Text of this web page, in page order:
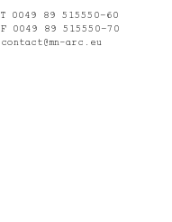
T 0049 89 515550–60
F 0049 89 515550–70
contact@mn-arc.eu